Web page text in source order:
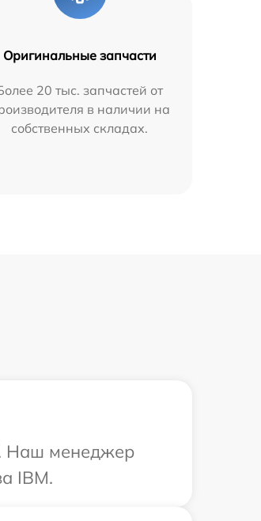
Оригинальные запчасти
20 тыс. запчастей от
в наличии на
собственных складах.
Наш менеджер
IBM.